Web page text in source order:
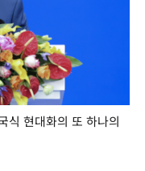
식 현대화의 또 하나의